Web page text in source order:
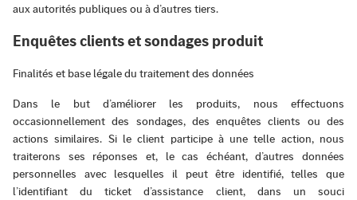
aux autorités publiques ou à d’autres tiers.
Enquêtes clients et sondages produit
Finalités et base légale du traitement des données
Dans le but d’améliorer les produits, nous effectuons
occasionnellement des sondages, des enquêtes clients ou des
actions similaires. Si le client participe à une telle action, nous
traiterons ses réponses et, le cas échéant, d’autres données
personnelles avec lesquelles il peut être identifié, telles que
l’identifiant du ticket d’assistance client, dans un souci